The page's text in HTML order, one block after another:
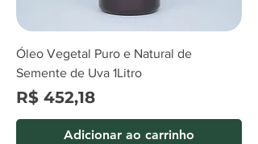
Óleo Vegetal Puro e Natural de
Semente de Uva 1Litro
Preço
R$ 452,18
Adicionar ao carrinho